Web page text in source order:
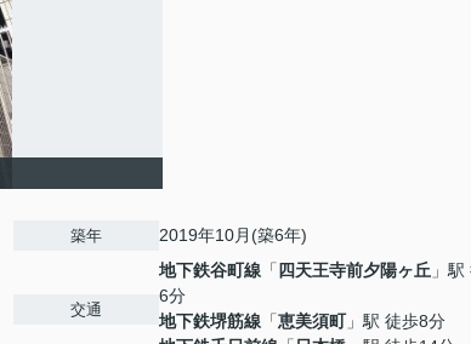
築年 2019年10月(築6年)
交通
地下鉄谷町線 「 四天王寺前夕陽ヶ丘 」
6分
地下鉄堺筋線 「恵美須町」駅 徒歩8分